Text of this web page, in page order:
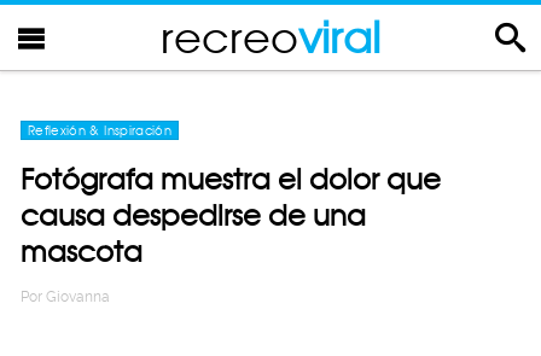
recreoviral
Reflexión & Inspiración
Fotógrafa muestra el dolor que
causa despedirse de una
mascota
Por Giovanna